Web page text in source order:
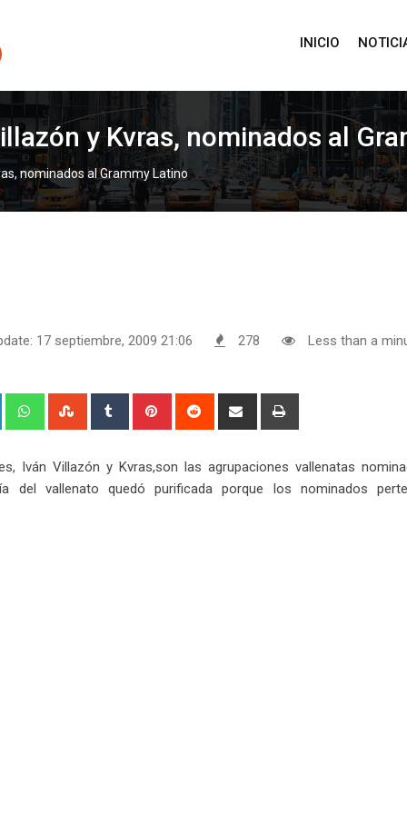
INICIO
y Kvras, nominados al
nominados al Grammy Latino
17 septiembre, 2009 21:06 278
Less than a
LinkedIn WhatsappStumbleUpon
Tumblr Pinterest Reddit
Share
Iván Villazón y Kvras,son las agrupaciones vallenatas
del vallenato quedó purificada porque los nominados